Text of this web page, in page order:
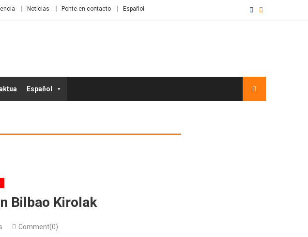
Noticias Ponte en contacto Español
Español
Bilbao Kirolak
Comment(0)